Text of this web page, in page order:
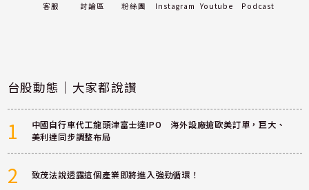
客服 討論區 粉絲團 Instagram Youtube Podcast
台股動態｜大家都說讚
1
中國自行車代工龍頭津富士達IPO 海外設廠搶歐美訂單，巨大、
美利達同步調整布局
2 致茂法說透露這個產業即將進入強勁循環！